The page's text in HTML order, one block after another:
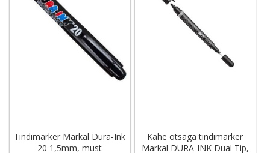
Tindimarker Markal Dura-Ink
20 1,5mm, must
Kahe otsaga tindimarker
Markal DURA-INK Dual Tip,